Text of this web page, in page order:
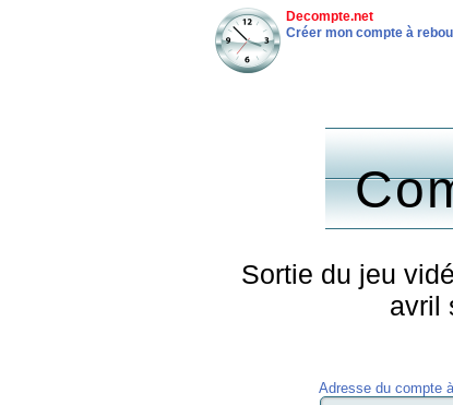
Decompte.net
Créer mon compte à
Sortie du jeu
avril
Adresse du compte